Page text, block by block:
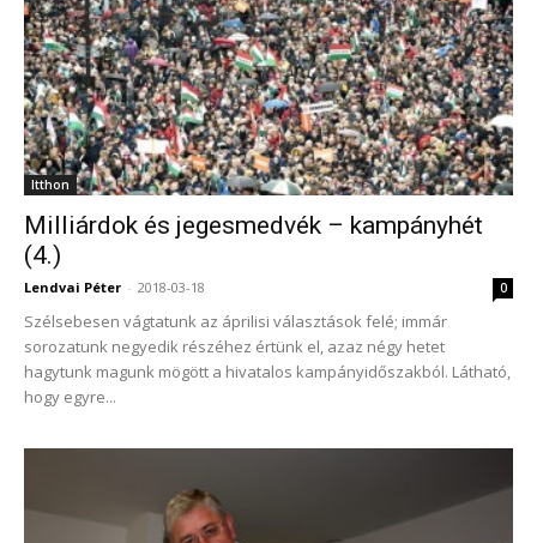
Itthon
Milliárdok és jegesmedvék – kampányhét
(4.)
Lendvai Péter - 2018-03-18 0
Szélsebesen vágtatunk az áprilisi választások felé; immár
sorozatunk negyedik részéhez értünk el, azaz négy hetet
hagytunk magunk mögött a hivatalos kampányidőszakból. Látható,
hogy egyre...